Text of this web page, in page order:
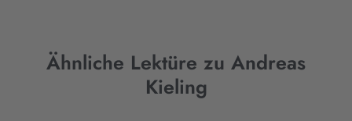
Ähnliche Lektüre zu Andreas
Kieling